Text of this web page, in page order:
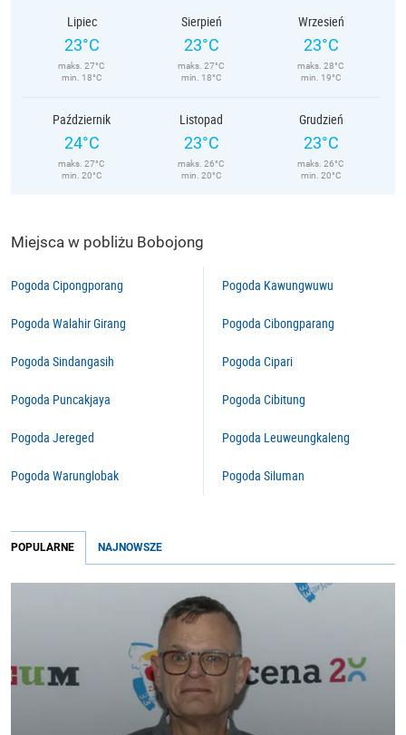
Lipiec
23°C
maks. 27°C
min. 18°C
Sierpień
23°C
maks. 27°C
min. 18°C
Wrzesień
23°C
maks. 28°C
min. 19°C
Październik
24°C
maks. 27°C
min. 20°C
Listopad
23°C
maks. 26°C
min. 20°C
Grudzień
23°C
maks. 26°C
min. 20°C
Miejsca w pobliżu Bobojong
Pogoda Cipongporang
Pogoda Walahir Girang
Pogoda Sindangasih
Pogoda Puncakjaya
Pogoda Jereged
Pogoda Warunglobak
Pogoda Kawungwuwu
Pogoda Cibongparang
Pogoda Cipari
Pogoda Cibitung
Pogoda Leuweungkaleng
Pogoda Siluman
POPULARNE NAJNOWSZE